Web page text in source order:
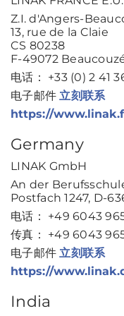
Z.I. d'Angers-
13, rue de la Claie
CS 80238
F-49072
电话： +33 (0) 2 41
电子邮件立刻联系
https://
Germany
LINAK GmbH
An der
Postfach 1247, D-
电话： +49 6043
传真： +49 6043
电子邮件立刻联系
https://
India